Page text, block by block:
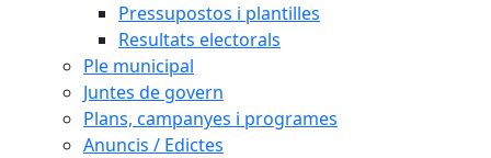
Pressupostos i plantilles
Resultats electorals
Ple municipal
Juntes de govern
Plans, campanyes i programes
Anuncis / Edictes